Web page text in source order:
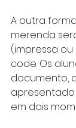
A outra
merenda
(impressa ou
code. Os
documento,
em dois